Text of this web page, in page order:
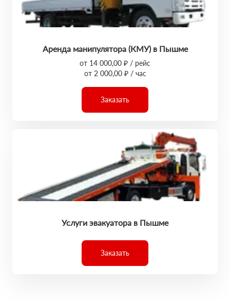
Аренда манипулятора (КМУ) в Пышме
от 14 000,00 ₽ / рейс
от 2 000,00 ₽ / час
Заказать
Услуги эвакуатора в Пышме
Заказать